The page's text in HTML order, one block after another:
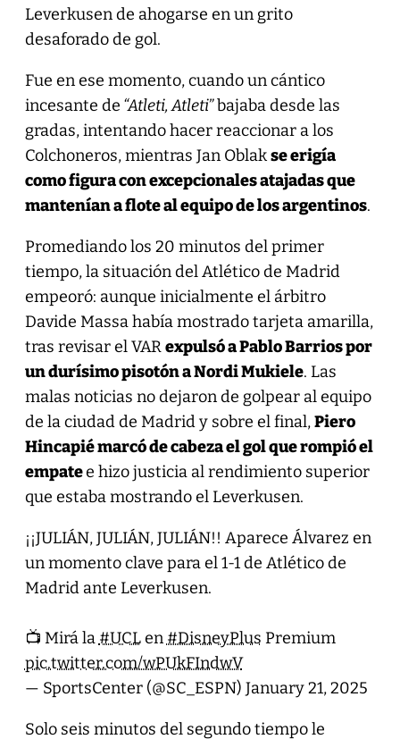
Leverkusen de ahogarse en un grito
desaforado de gol.
Fue en ese momento, cuando un cántico
incesante de “Atleti, Atleti”bajaba desde las
gradas, intentando hacer reaccionar a los
Colchoneros, mientras Jan Oblakse erigía
como figura con excepcionales atajadas que
mantenían a flote al equipo de los argentinos.
Promediando los 20 minutos del primer
tiempo, la situación del Atlético de Madrid
empeoró: aunque inicialmente el árbitro
Davide Massa había mostrado tarjeta amarilla,
tras revisar el VARexpulsó a Pablo Barrios por
un durísimo pisotón a Nordi Mukiele. Las
malas noticias no dejaron de golpear al equipo
de la ciudad de Madrid y sobre el final,Piero
Hincapié marcó de cabeza el gol que rompió el
empatee hizo justicia al rendimiento superior
que estaba mostrando el Leverkusen.
¡¡JULIÁN, JULIÁN, JULIÁN!! Aparece Álvarez en
un momento clave para el 1-1 de Atlético de
Madrid ante Leverkusen.
📺 Mirá la #UCLen #DisneyPlus Premium
pic.twitter.com/wPUkFIndwV
— SportsCenter (@SC_ESPN) January 21, 2025
Solo seis minutos del segundo tiempo le